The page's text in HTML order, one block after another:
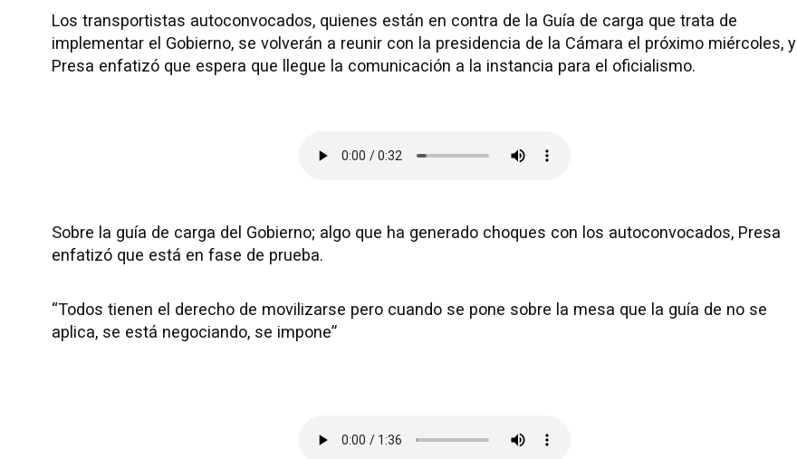
Los transportistas autoconvocados, quienes están en contra de la Guía de carga que trata de
implementar el Gobierno, se volverán a reunir con la presidencia de la Cámara el próximo miércoles, y
Presa enfatizó que espera que llegue la comunicación a la instancia para el oficialismo.
Sobre la guía de carga del Gobierno; algo que ha generado choques con los autoconvocados, Presa
enfatizó que está en fase de prueba.
“Todos tienen el derecho de movilizarse pero cuando se pone sobre la mesa que la guía de no se
aplica, se está negociando, se impone”